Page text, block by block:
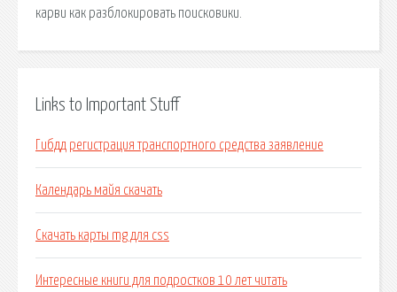
карви как разблокировать поисковики.
Links to Important Stuff
Гибдд регистрация транспортного средства заявление
Календарь майя скачать
Скачать карты mg для css
Интересные книги для подростков 10 лет читать